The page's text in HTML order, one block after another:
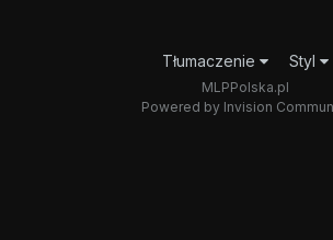
Tłumaczenie Styl
MLPPolska.pl
Powered by Invision